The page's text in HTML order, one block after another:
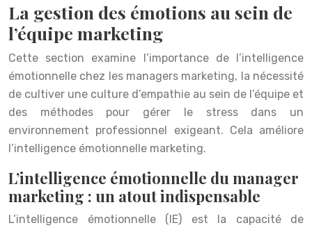
La gestion des émotions au sein de
l’équipe marketing
Cette section examine l’importance de l’intelligence
émotionnelle chez les managers marketing, la nécessité
de cultiver une culture d’empathie au sein de l’équipe et
des méthodes pour gérer le stress dans un
environnement professionnel exigeant. Cela améliore
l’intelligence émotionnelle marketing.
L’intelligence émotionnelle du manager
marketing : un atout indispensable
L’intelligence émotionnelle (IE) est la capacité de